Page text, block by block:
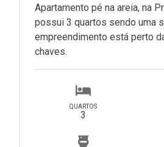
Apartamento pé na areia, na
possui 3 quartos sendo uma
empreendimento está perto
chaves.
QUARTOS
3